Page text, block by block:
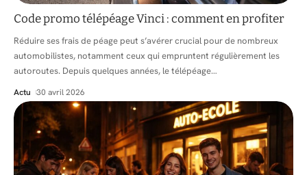
Code promo télépéage Vinci : comment en profiter
Réduire ses frais de péage peut s’avérer crucial pour de nombreux
automobilistes, notamment ceux qui empruntent régulièrement les
autoroutes. Depuis quelques années, le télépéage…
Actu 30 avril 2026